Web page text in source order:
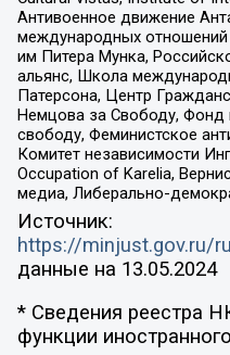
Антивоенное движение
международных отношений
им Питера Мунка,
альянс, Школа
Патерсона, Центр
Немцова за Свободу, Фонд
свободу, Феминистское
Комитет независимости
Occupation of Karelia,
медиа, Либерально-
Источник:
https://minjust.gov.ru/
данные на 13.05.2024
* Сведения реестра
функции